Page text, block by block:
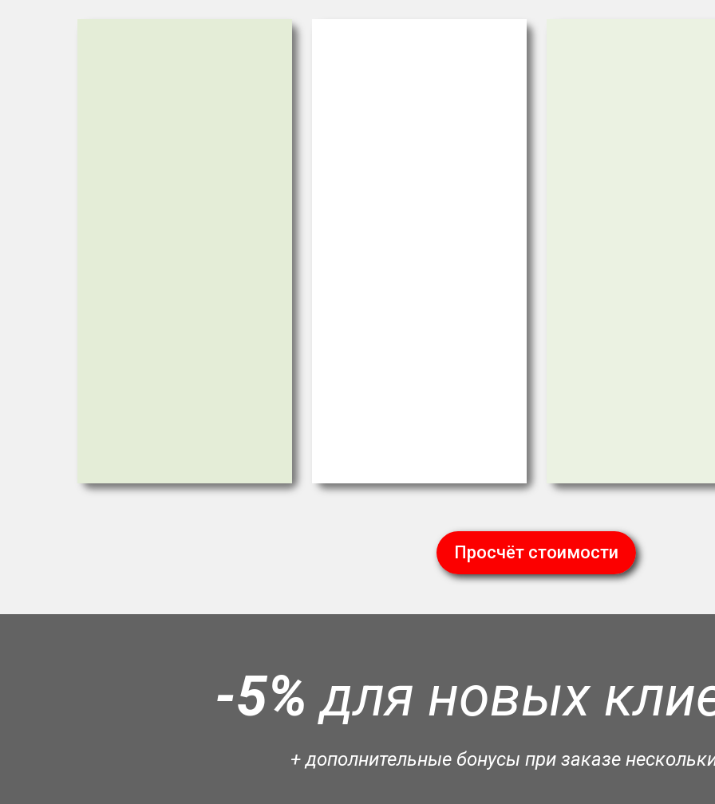
Просчёт стоимости
-5% для новых
+ дополнительные бонусы при заказе